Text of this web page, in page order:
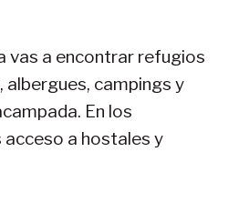
vas a encontrar refugios
albergues, campings y
En los
a hostales y